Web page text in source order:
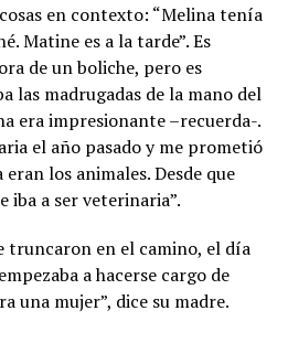
en contexto: “Melina tenía
Matine es a la tarde”. Es
de un boliche, pero es
las madrugadas de la mano del
era impresionante –recuerda-.
el año pasado y me prometió
los animales. Desde que
iba a ser veterinaria”.
truncaron en el camino, el día
a hacerse cargo de
una mujer”, dice su madre.